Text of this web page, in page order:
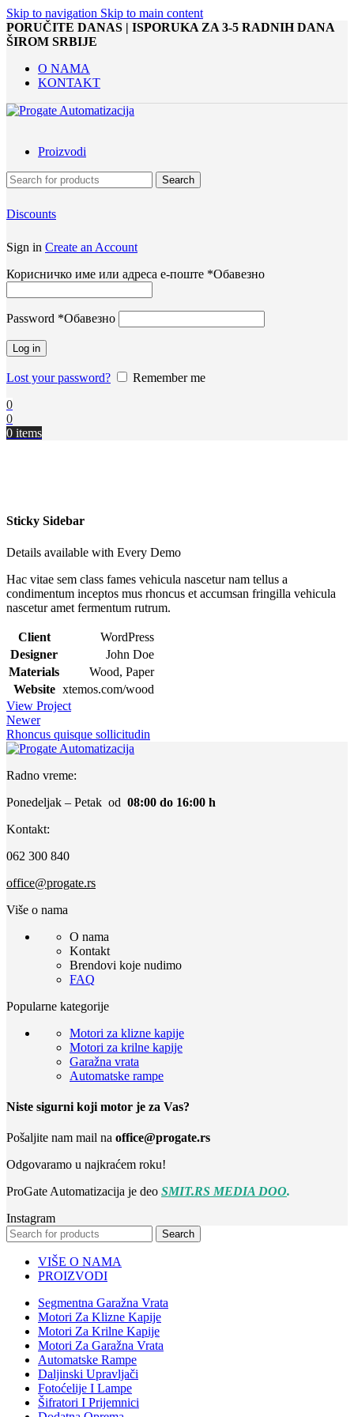
Skip to navigation Skip to main content
PORUČITE DANAS | ISPORUKA ZA 3-5 RADNIH DANA
ŠIROM SRBIJE
O NAMA
KONTAKT
Proizvodi
Search
Discounts
Sign in Create an Account
Корисничко име или адреса е-поште *Обавезно
Password *Обавезно
Log in
Lost your password?
Remember me
0
0
0 items
Sticky Sidebar
Details available with Every Demo
Hac vitae sem class fames vehicula nascetur nam tellus a
condimentum inceptos mus rhoncus et accumsan fringilla vehicula
nascetur amet fermentum rutrum.
Client
WordPress
Designer
John Doe
Materials
Wood, Paper
Website xtemos.com/wood
View Project
Newer
Rhoncus quisque sollicitudin
Radno vreme:
Ponedeljak – Petak od 08:00 do 16:00 h
Kontakt:
062 300 840
office@progate.rs
Više o nama
O nama
Kontakt
Brendovi koje nudimo
FAQ
Popularne kategorije
Motori za klizne kapije
Motori za krilne kapije
Garažna vrata
Automatske rampe
Niste sigurni koji motor je za Vas?
Pošaljite nam mail na office@progate.rs
Odgovaramo u najkraćem roku!
ProGate Automatizacija je deo SMIT.RS MEDIA DOO.
Instagram
Search
VIŠE O NAMA
PROIZVODI
Segmentna Garažna Vrata
Motori Za Klizne Kapije
Motori Za Krilne Kapije
Motori Za Garažna Vrata
Automatske Rampe
Daljinski Upravljači
Fotoćelije I Lampe
Šifratori I Prijemnici